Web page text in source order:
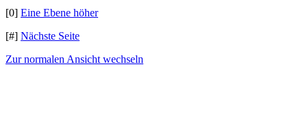
[0] Eine Ebene höher
[#] Nächste Seite
Zur normalen Ansicht wechseln